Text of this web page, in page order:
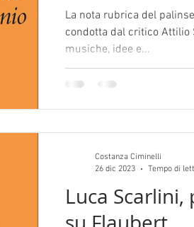
La nota rubrica del
condotta dal critico Attilio
musiche, idee e...
Luca
Costanza Ciminelli
26 dic 2023
Tempo di